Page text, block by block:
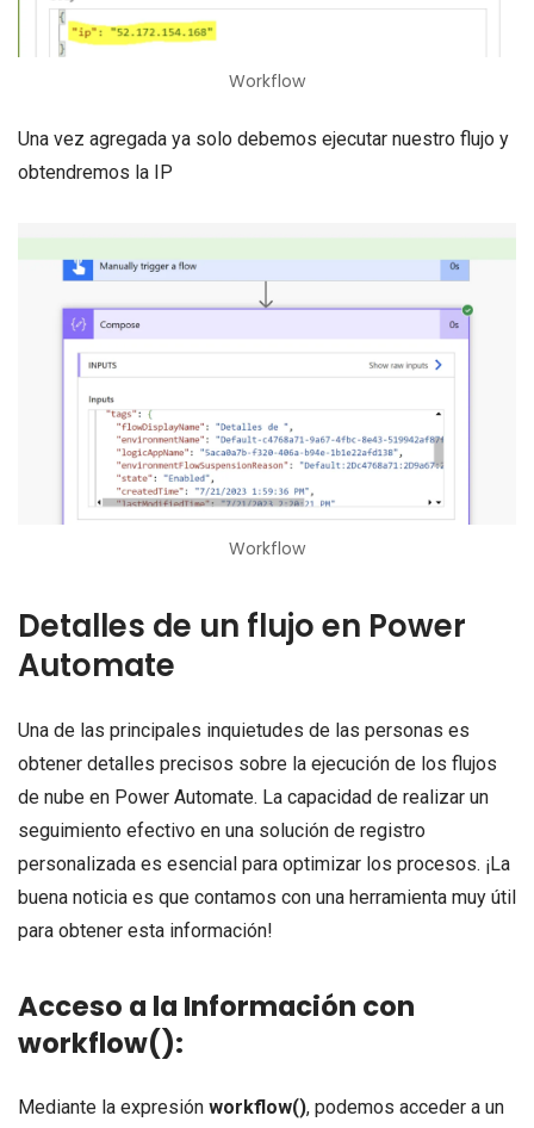
Workflow
Una vez agregada ya solo debemos ejecutar nuestro flujo y
obtendremos la IP
Workflow
Detalles de un flujo en Power
Automate
Una de las principales inquietudes de las personas es
obtener detalles precisos sobre la ejecución de los flujos
de nube en Power Automate. La capacidad de realizar un
seguimiento efectivo en una solución de registro
personalizada es esencial para optimizar los procesos. ¡La
buena noticia es que contamos con una herramienta muy útil
para obtener esta información!
Acceso a la Información con
workflow():
Mediante la expresión workflow(), podemos acceder a un